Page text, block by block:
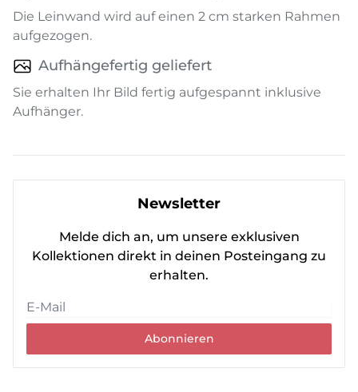
Die Leinwand wird auf einen 2 cm starken Rahmen
aufgezogen.
Aufhängefertig geliefert
Sie erhalten Ihr Bild fertig aufgespannt inklusive
Aufhänger.
Newsletter
Melde dich an, um unsere exklusiven
Kollektionen direkt in deinen Posteingang zu
erhalten.
Abonnieren